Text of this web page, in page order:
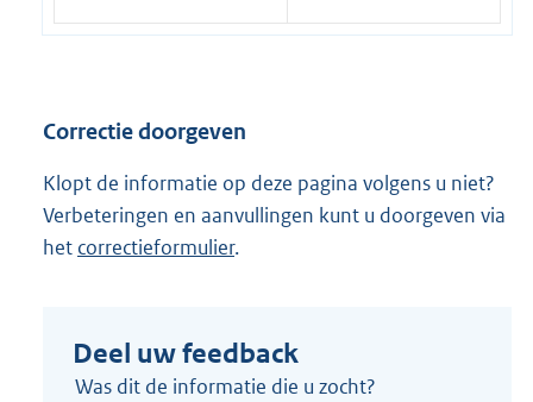
Correctie doorgeven
Klopt de informatie op deze pagina volgens u niet?
Verbeteringen en aanvullingen kunt u doorgeven via
het correctieformulier.
Deel uw feedback
Was dit de informatie die u zocht?